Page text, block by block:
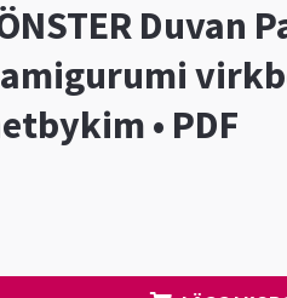
Duvan
amigurumi
• PDF